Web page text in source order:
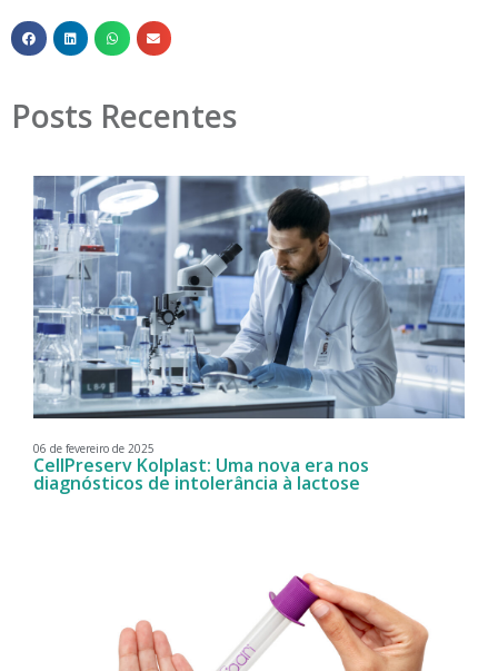
Posts Recentes
06 de fevereiro de 2025
CellPreserv Kolplast: Uma nova era nos
diagnósticos de intolerância à lactose